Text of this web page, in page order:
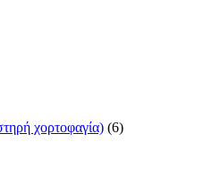
χορτοφαγία) (6)